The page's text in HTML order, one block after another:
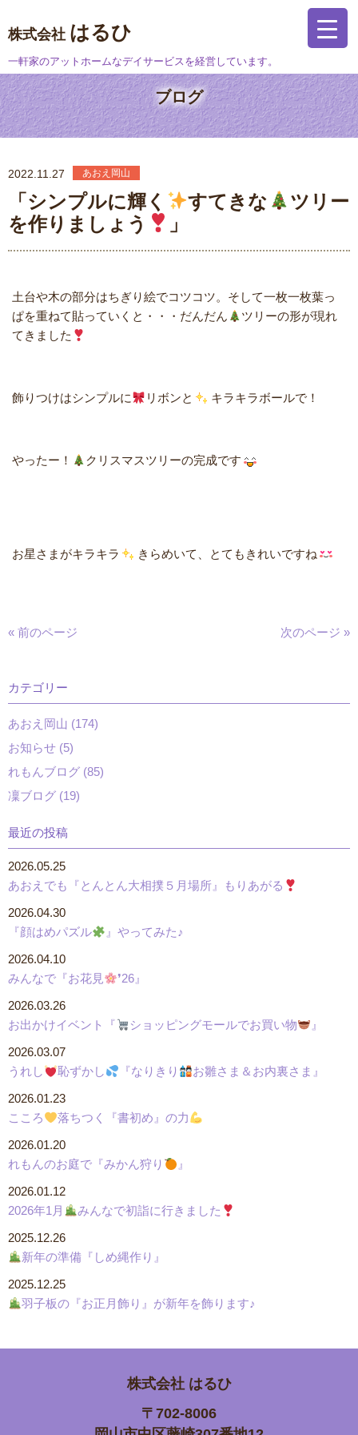
株式会社 はるひ
一軒家のアットホームなデイサービスを経営しています。
ブログ
2022.11.27 あおえ岡山
「シンプルに輝く すてきな
ツリー
を作りましょう
」
土台や木の部分はちぎり絵でコツコツ。そして一枚一枚葉っ
ぱを重ねて貼っていくと・・・だんだん
ツリーの形が現れ
てきました
飾りつけはシンプルに リボンと キラキラボールで！
やったー！ クリスマスツリーの完成です
お星さまがキラキラ きらめいて、とてもきれいですね
« 前のページ 次のページ »
カテゴリー
あおえ岡山 (174)
お知らせ (5)
れもんブログ (85)
凜ブログ (19)
最近の投稿
あおえでも『とんとん大相撲５月場所』もりあがる
2026.05.25
『顔はめパズル 』やってみた♪
2026.04.30
みんなで『お花見 ❜26』
2026.04.10
お出かけイベント『 ショッピングモールでお買い物 』
2026.03.26
うれし 恥ずかし 『なりきり お雛さま＆お内裏さま』
2026.03.07
こころ 落ちつく『書初め』の力
2026.01.23
れもんのお庭で『みかん狩り 』
2026.01.20
2026年1月 みんなで初詣に行きました
2026.01.12
新年の準備『しめ縄作り』
2025.12.26
羽子板の『お正月飾り』が新年を飾ります♪
2025.12.25
株式会社 はるひ
〒702-8006